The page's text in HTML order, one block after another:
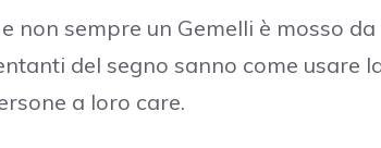
non sempre un Gemelli è mosso da
del segno sanno come usare
a loro care.